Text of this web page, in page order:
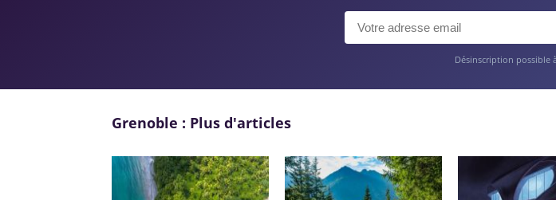
Désinscription possible
Grenoble : Plus d'articles